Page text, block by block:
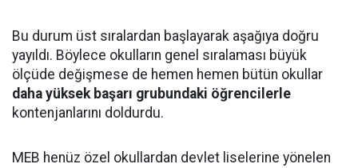
Bu durum üst sıralardan başlayarak aşağıya doğru
yayıldı. Böylece okulların genel sıralaması büyük
ölçüde değişmese de hemen hemen bütün okullar
daha yüksek başarı grubundaki öğrencilerle
kontenjanlarını doldurdu.
MEB henüz özel okullardan devlet liselerine yönelen